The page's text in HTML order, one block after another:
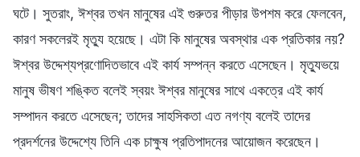
ঘটে। সুতরাং, ঈশ্বর তখন মানুষের এই গুরুতর পীড়ার উপশম করে ফেলবেন,
কারণ সকলেরই মৃত্যু হয়েছে। এটা কি মানুষের অবস্থার এক প্রতিকার নয়?
ঈশ্বর উদ্দেশ্যপ্রণোদিতভাবে এই কার্য সম্পন্ন করতে এসেছেন। মৃত্যুভয়ে
মানুষ ভীষণ শঙ্কিত বলেই স্বয়ং ঈশ্বর মানুষের সাথে একত্রে এই কার্য
সম্পাদন করতে এসেছেন; তাদের সাহসিকতা এত নগণ্য বলেই তাদের
প্রদর্শনের উদ্দেশ্যে তিনি এক চাক্ষুষ প্রতিপাদনের আয়োজন করেছেন।